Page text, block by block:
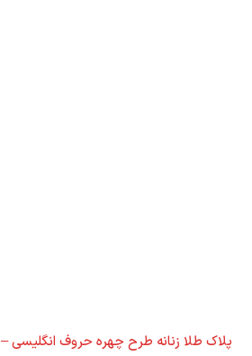
پلاک طلا زنانه طرح چهره حروف انگلیسی – 1.00, G